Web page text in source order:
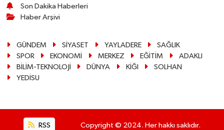
Son Dakika Haberleri
Haber Arşivi
GÜNDEM SİYASET YAYLADERE
SAĞLIK
SPOR
EKONOMİ MERKEZ EĞİTİM
ADAKLI
BİLİM-TEKNOLOJİ
DÜNYA KİĞI
SOLHAN
YEDİSU
RSS Copyright © 2024. Her hakkı saklıdır.